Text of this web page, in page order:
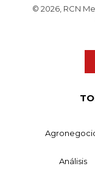
© 2026, RCN
Análisis